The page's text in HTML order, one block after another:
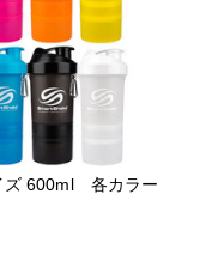
ズ 600ml 各カラー